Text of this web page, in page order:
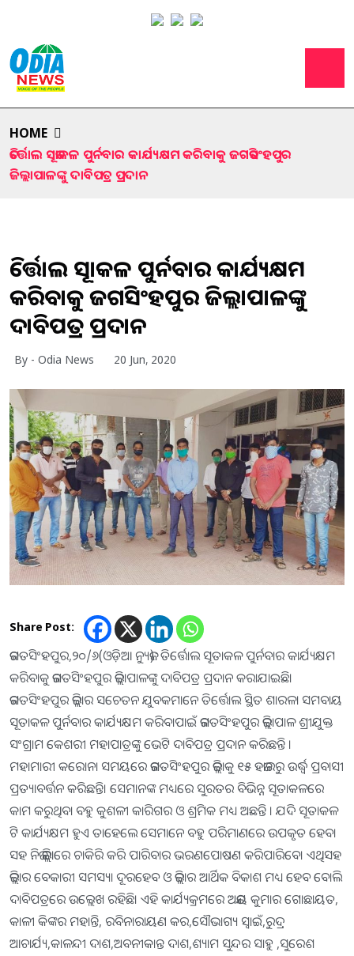
HOME
ତିର୍ତ୍ତୋଲ ସୂତାକଳ ପୁର୍ନବାର କାର୍ଯ୍ୟକ୍ଷମ କରିବାକୁ ଜଗତସିଂହପୁର
ଜିଲ୍ଲାପାଳଙ୍କୁ ଦାବିପତ୍ର ପ୍ରଦାନ
ତିର୍ତ୍ତୋଲ ସୂତାକଳ ପୁର୍ନବାର କାର୍ଯ୍ୟକ୍ଷମ
କରିବାକୁ ଜଗତସିଂହପୁର ଜିଲ୍ଲାପାଳଙ୍କୁ
ଦାବିପତ୍ର ପ୍ରଦାନ
By - Odia News 20 Jun, 2020
Share Post:
ଜଗତସିଂହପୁର,୨୦/୬(ଓଡ଼ିଆ ନ୍ୟୁଜ): ତିର୍ତ୍ତୋଲ ସୂତାକଳ ପୁର୍ନବାର କାର୍ଯ୍ୟକ୍ଷମ
କରିବାକୁ ଜଗତସିଂହପୁର ଜିଲ୍ଲାପାଳଙ୍କୁ ଦାବିପତ୍ର ପ୍ରଦାନ କରାଯାଇଛି।
ଜଗତସିଂହପୁର ଜିଲ୍ଲାର ସଚେତନ ଯୁବକମାନେ ତିର୍ତ୍ତୋଲ ସ୍ଥିତ ଶାରଳା ସମବାୟ
ସୂତାକଳ ପୁର୍ନବାର କାର୍ଯ୍ୟକ୍ଷମ କରିବାପାଇଁ ଜଗତସିଂହପୁର ଜିଲ୍ଲାପାଳ ଶ୍ରୀଯୁକ୍ତ
ସଂଗ୍ରାମ କେଶରୀ ମହାପାତ୍ରଙ୍କୁ ଭେଟି ଦାବିପତ୍ର ପ୍ରଦାନ କରିଛନ୍ତି ।
ମହାମାରୀ କରୋନା ସମୟରେ ଜଗତସିଂହପୁର ଜିଲ୍ଲାକୁ ୧୫ ହଜାରରୁ ଉର୍ଦ୍ଧ୍ବ ପ୍ରବାସୀ
ପ୍ରତ୍ୟାବର୍ତ୍ତନ କରିଛନ୍ତି। ସେମାନଙ୍କ ମଧ୍ୟରେ ସୁରତର ବିଭିନ୍ନ ସୂତାକଳରେ
କାମ କରୁଥିବା ବହୁ କୁଶଳୀ କାରିଗର ଓ ଶ୍ରମିକ ମଧ୍ୟ ଅଛନ୍ତି । ଯଦି ସୂତାକଳ
ଟି କାର୍ଯ୍ୟକ୍ଷମ ହୁଏ ତାହେଲେ ସେମାନେ ବହୁ ପରିମାଣରେ ଉପକୃତ ହେବା
ସହ ନିଜ ଜିଲ୍ଲାରେ ଚାକିରି କରି ପାରିବାର ଭରଣପୋଷଣ କରିପାରିବେ। ଏଥିସହ
ଜିଲ୍ଲାର ବେକାରୀ ସମସ୍ୟା ଦୂରହେବ ଓ ଜିଲ୍ଲାର ଆର୍ଥିକ ବିକାଶ ମଧ୍ୟ ହେବ ବୋଲି
ଦାବିପତ୍ରରେ ଉଲ୍ଲେଖ ରହିଛି। ଏହି କାର୍ଯ୍ୟକ୍ରମରେ ଅଜୟ କୁମାର ଗୋଛାୟତ,
କାଳୀ କିଙ୍କର ମହାନ୍ତି, ରବିନାରାୟଣ କର,ସୌଭାଗ୍ୟ ସ୍ୱାଇଁ,ରୁଦ୍ର
ଆଚାର୍ଯ୍ୟ,କାଳନ୍ଦୀ ଦାଶ,ଅବନୀକାନ୍ତ ଦାଶ,ଶ୍ୟାମ ସୁନ୍ଦର ସାହୁ ,ସୁରେଶ